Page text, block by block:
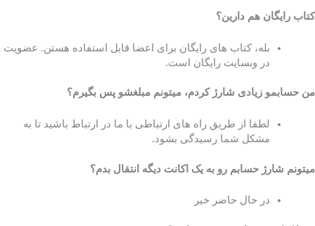
کتاب رایگان هم دارین؟
بله، کتاب های رایگان برای اعضا قابل استفاده هستن. عضویت
در وبسایت رایگان است.
من حسابمو زیادی شارژ کردم، میتونم مبلغشو پس بگیرم؟
لطفا از طریق راه های ارتباطی با ما در ارتباط باشید تا به
مشکل شما رسیدگی بشود.
میتونم شارژ حسابم رو به یک اکانت دیگه انتقال بدم؟
در حال حاضر خیر